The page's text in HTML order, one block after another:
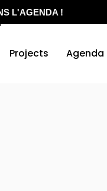
L'AGENDA !
Projects Agenda